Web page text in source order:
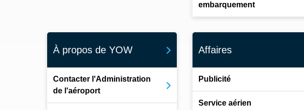
embarquement
À propos de YOW
Contacter l'Administration
de l'aéroport
Affaires
Publicité
Service aérien